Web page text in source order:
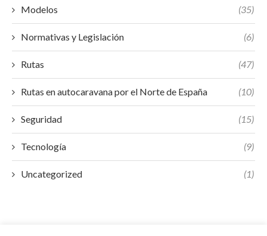
Modelos (35)
Normativas y Legislación (6)
Rutas (47)
Rutas en autocaravana por el Norte de España (10)
Seguridad (15)
Tecnología (9)
Uncategorized (1)